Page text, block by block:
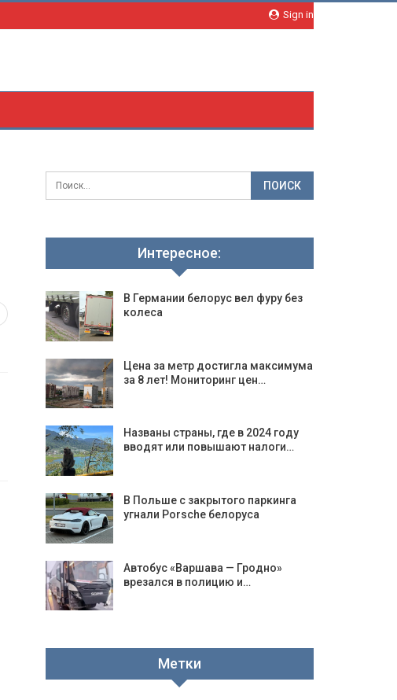
Sign in
Интересное:
В Германии белорус вел фуру без
колеса
Цена за метр достигла максимума
за 8 лет! Мониторинг цен…
Названы страны, где в 2024 году
вводят или повышают налоги…
В Польше с закрытого паркинга
угнали Porsche белоруса
Автобус «Варшава — Гродно»
врезался в полицию и…
Метки